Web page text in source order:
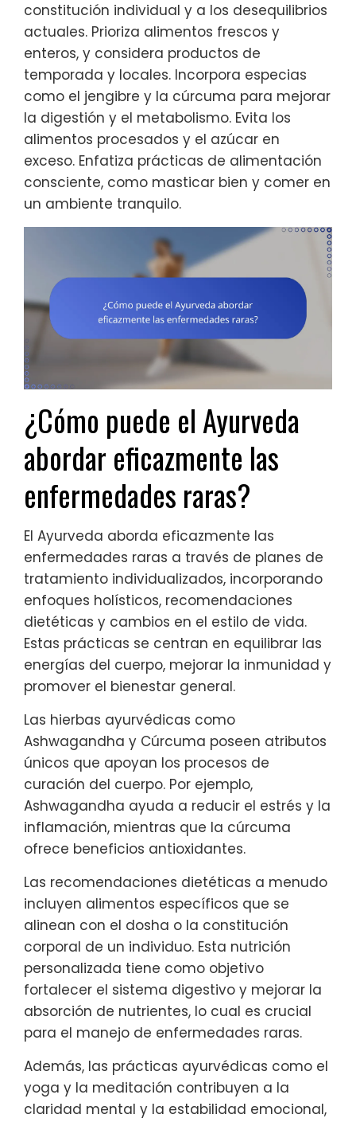
constitución individual y a los desequilibrios
actuales. Prioriza alimentos frescos y
enteros, y considera productos de
temporada y locales. Incorpora especias
como el jengibre y la cúrcuma para mejorar
la digestión y el metabolismo. Evita los
alimentos procesados y el azúcar en
exceso. Enfatiza prácticas de alimentación
consciente, como masticar bien y comer en
un ambiente tranquilo.
¿Cómo puede el Ayurveda
abordar eficazmente las
enfermedades raras?
El Ayurveda aborda eficazmente las
enfermedades raras a través de planes de
tratamiento individualizados, incorporando
enfoques holísticos, recomendaciones
dietéticas y cambios en el estilo de vida.
Estas prácticas se centran en equilibrar las
energías del cuerpo, mejorar la inmunidad y
promover el bienestar general.
Las hierbas ayurvédicas como
Ashwagandha y Cúrcuma poseen atributos
únicos que apoyan los procesos de
curación del cuerpo. Por ejemplo,
Ashwagandha ayuda a reducir el estrés y la
inflamación, mientras que la cúrcuma
ofrece beneficios antioxidantes.
Las recomendaciones dietéticas a menudo
incluyen alimentos específicos que se
alinean con el dosha o la constitución
corporal de un individuo. Esta nutrición
personalizada tiene como objetivo
fortalecer el sistema digestivo y mejorar la
absorción de nutrientes, lo cual es crucial
para el manejo de enfermedades raras.
Además, las prácticas ayurvédicas como el
yoga y la meditación contribuyen a la
claridad mental y la estabilidad emocional,